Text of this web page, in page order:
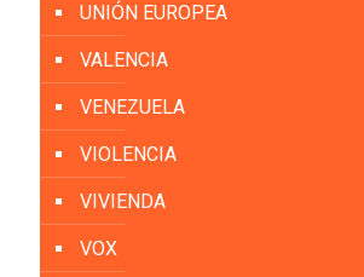
UNIÓN EUROPEA
VALENCIA
VENEZUELA
VIOLENCIA
VIVIENDA
VOX